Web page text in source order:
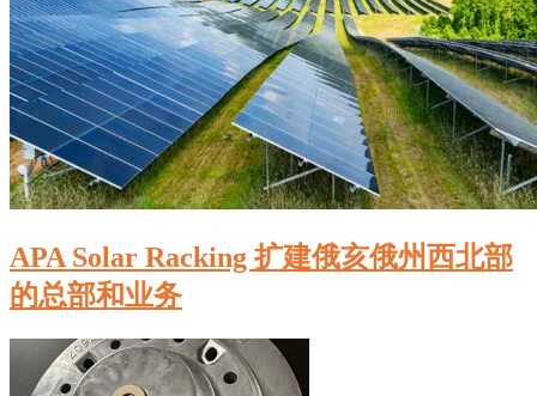
APA Solar Racking 扩建俄亥俄州西北部
的总部和业务